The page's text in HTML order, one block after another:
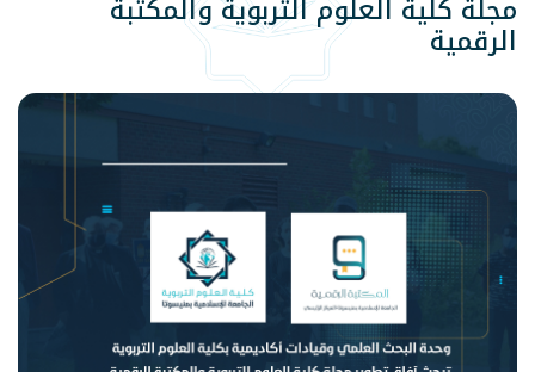
مجلة كلية العلوم التربوية والمكتبة
الرقمية